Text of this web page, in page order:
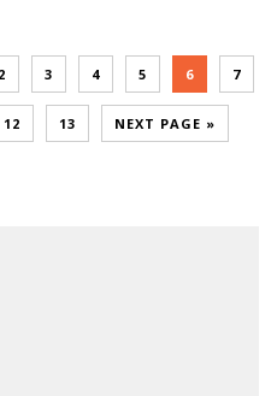
2 3 4 5 6 7
12 13 NEXT PAGE »